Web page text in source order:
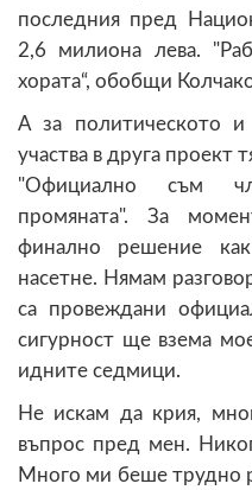
последния пред
2,6 милиона лева.
хората“, обобщи
А за политическото
участва в друга проект
"Официално съм
промяната". За
финално решение
насетне. Нямам
са провеждани
сигурност ще взема
идните седмици.
Не искам да крия,
въпрос пред мен.
Много ми беше трудно